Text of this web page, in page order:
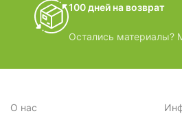
100 дней на возврат
Остались материалы?
О нас